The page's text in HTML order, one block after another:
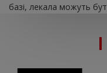
базі, лекала можуть